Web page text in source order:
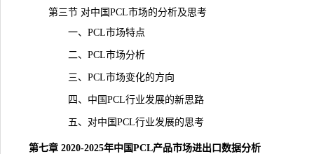
第三节 对中国PCL市场的分析及思考
一、PCL市场特点
二、PCL市场分析
三、PCL市场变化的方向
四、中国PCL行业发展的新思路
五、对中国PCL行业发展的思考
第七章 2020-2025年中国PCL产品市场进出口数据分析